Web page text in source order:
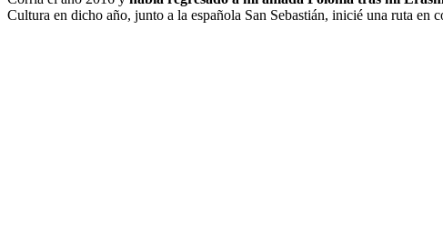
Cultura en dicho año, junto a la española San Sebastián, inicié una ruta en